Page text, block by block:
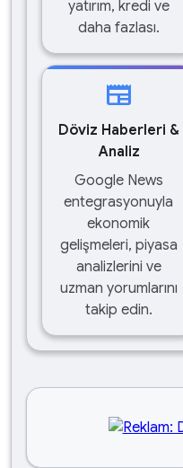
yatırım, kredi ve
daha fazlası.
newspaper
Döviz Haberleri &
Analiz
Google News
entegrasyonuyla
ekonomik
gelişmeleri, piyasa
analizlerini ve
uzman yorumlarını
takip edin.